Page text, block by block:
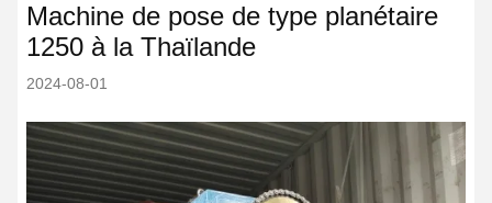
Machine de pose de type planétaire
1250 à la Thaïlande
2024-08-01